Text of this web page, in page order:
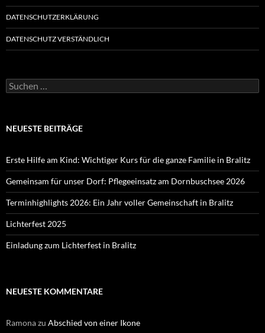
DATENSCHUTZERKLÄRUNG
DATENSCHUTZ VERSTÄNDLICH
Suchen
nach:
NEUESTE BEITRÄGE
Erste Hilfe am Kind: Wichtiger Kurs für die ganze Familie in Bralitz
Gemeinsam für unser Dorf: Pflegeeinsatz am Dornbuschsee 2026
Terminhighlights 2026: Ein Jahr voller Gemeinschaft in Bralitz
Lichterfest 2025
Einladung zum Lichterfest in Bralitz
NEUESTE KOMMENTARE
Ramonazu Abschied von einer Ikone